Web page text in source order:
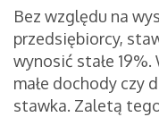
Bez względu na
przedsiębiorcy,
wynosić stałe
małe dochody czy
stawka. Zaletą